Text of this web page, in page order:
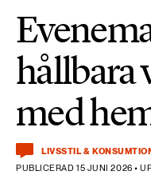
hållbara
med
LIVSSTIL &
PUBLICERAD 15 JUNI 2026 •